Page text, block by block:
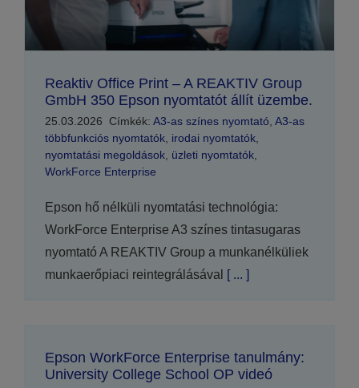
Reaktiv Office Print – A REAKTIV Group
GmbH 350 Epson nyomtatót állít üzembe.
25.03.2026 Címkék: A3-as színes nyomtató, A3-as
többfunkciós nyomtatók, irodai nyomtatók,
nyomtatási megoldások, üzleti nyomtatók,
WorkForce Enterprise
Epson hő nélküli nyomtatási technológia:
WorkForce Enterprise A3 színes tintasugaras
nyomtató A REAKTIV Group a munkanélküliek
munkaerőpiaci reintegrálásával
[ ... ]
Epson WorkForce Enterprise tanulmány:
University College School OP videó